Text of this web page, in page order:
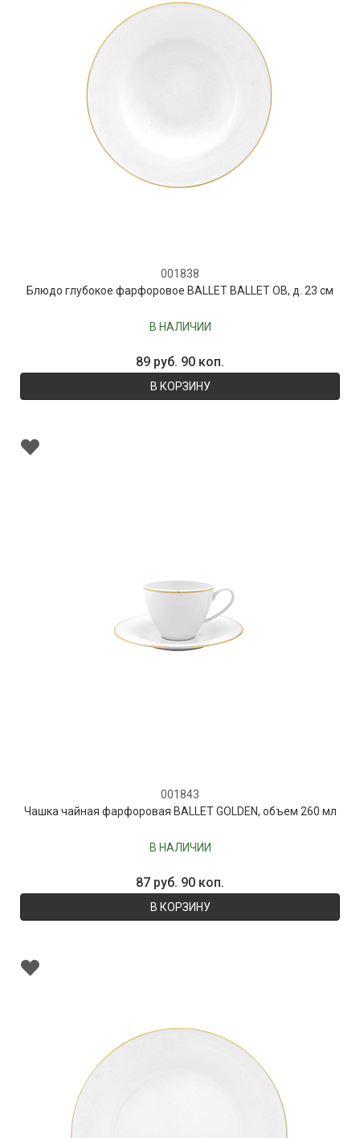
001838
Блюдо глубокое фарфоровое BALLET BALLET OB, д. 23 см
В НАЛИЧИИ
89 руб. 90 коп.
В КОРЗИНУ
001843
Чашка чайная фарфоровая BALLET GOLDEN, объем 260 мл
В НАЛИЧИИ
87 руб. 90 коп.
В КОРЗИНУ